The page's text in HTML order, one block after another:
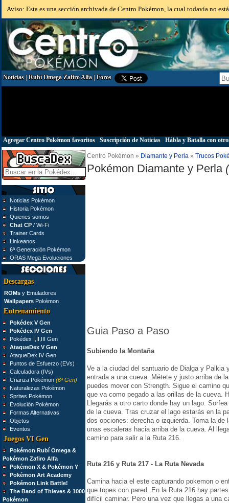
Aviso: Esta es una sección archivada de Centro Pokémon, la cual todavía no
Noticias|Rubí Omega Zafiro Alfa|Foros
Agregar Centro Pokémon favoritos Suscripción de Noticias Hábla y Batalla con
Noticias Pokémon
Historia Pokémon
Quienes somos
Chat CP / Wi-Fi
Trainer Cards
Linkeanos
6ª Generación Pokémon
ORAS Mega Evoluciones
Descargas
ROMs y Emuladores
Wallpapers Pokémon
Entrenamiento
Pokédex V Gen
Pokédex IV Gen
Pokédex I,II,III Gen
AtaqueDex V Gen
AtaqueDex IV Gen
Puntos de Esfuerzo (EVs)
Calculadora (IVs)
Crianza Pokémon (6ª Gen)
Naturalezas Pokémon
Sprites Pokémon
Evolución Pokémon
Formas Alternativas
Objetos
Eventos
Juegos VI Gen
Pokémon Rubí Omega &
Pokémon Zafiro Alfa
Pokémon X & Pokémon Y
Pokémon Art Academy
Pokémon Link Battle!
The Band of Thieves & 1000
Pokémon
Centro Pokémon » Diamante y Perla » Trucos
Pokémon Diamante y Perla
Guia Paso a Paso
Subiendo la Montaña
Ve a la ciudad del santuario de Dialga y Palkia
entrada a una cueva. Métete y justo arriba de
puedes mover con Strength. Sigue el camino
que va como pegado a las orillas de la cueva.
Llegarás a otro carto donde hay un lago.
de la cueva. Tras cruzar el lago estarás en la
dos opciones: derecha o izquierda. Toma la de
unas escaleras hacia arriba de la cueva. Al
camino para salir a la Ruta 216.
Ruta 216 y Ruta 217 - La Ruta Nevada
Camina hacia el este capturando pokemon o
que topes con pared. En la Ruta 216 hay
difícil caminar. Pero una vez que llegas a una